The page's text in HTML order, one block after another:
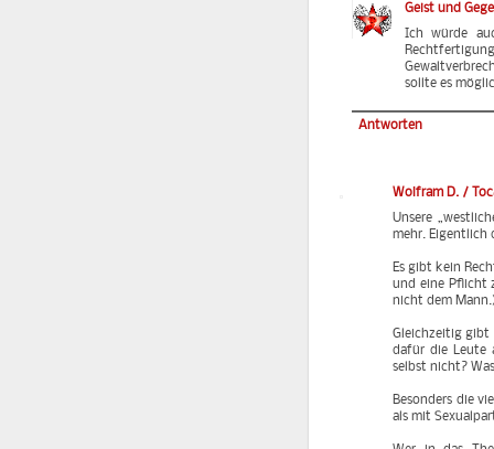
Geist und
Ich würde
sollte es
Antworten
Wolfram D. /
Unsere
mehr. Eigentlich
Es gibt kein
und eine Pflicht
nicht dem
Gleichzeitig gibt
dafür die Leute
selbst nicht?
Besonders die
als mit